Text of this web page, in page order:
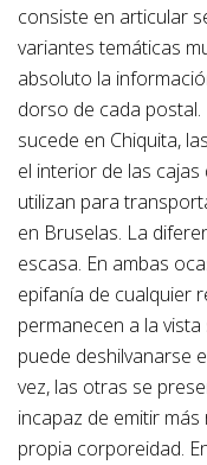
consiste en articular
variantes temáticas
absoluto la
dorso de cada
sucede en Chiquita,
el interior de las
utilizan para
en Bruselas. La
escasa. En ambas
epifanía de cualquier
permanecen a la
puede deshilvanarse
vez, las otras se
incapaz de emitir
propia corporeidad.